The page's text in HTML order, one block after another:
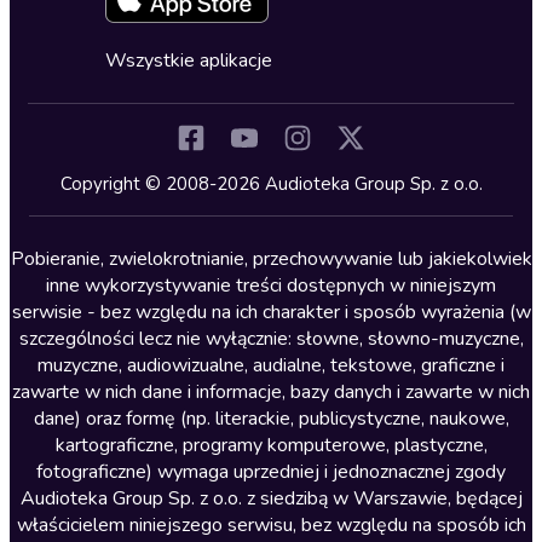
Kryminały
Lektury szkolne
Literatura anglojęzyczna
Literatura faktu
Literatura obyczajowa
Literatura piękna obca
Literatura piękna polska
Nagrania relaksacyjne
Nauka języków
Cykle audiobooków
Wszystkie aplikacje
Copyright © 2008-2026 Audioteka Group Sp. z o.o.
Pobieranie, zwielokrotnianie, przechowywanie lub jakiekolwiek
inne wykorzystywanie treści dostępnych w niniejszym
serwisie - bez względu na ich charakter i sposób wyrażenia (w
szczególności lecz nie wyłącznie: słowne, słowno-muzyczne,
muzyczne, audiowizualne, audialne, tekstowe, graficzne i
zawarte w nich dane i informacje, bazy danych i zawarte w nich
dane) oraz formę (np. literackie, publicystyczne, naukowe,
kartograficzne, programy komputerowe, plastyczne,
fotograficzne) wymaga uprzedniej i jednoznacznej zgody
Audioteka Group Sp. z o.o. z siedzibą w Warszawie, będącej
właścicielem niniejszego serwisu, bez względu na sposób ich